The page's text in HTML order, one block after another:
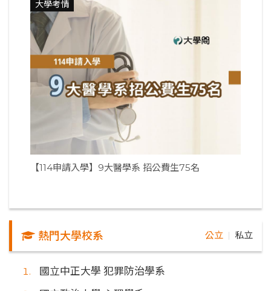
大學考情
【114申請入學】9大醫學系 招公費生75名
熱門大學校系 公立 私立
國立中正大學 犯罪防治學系